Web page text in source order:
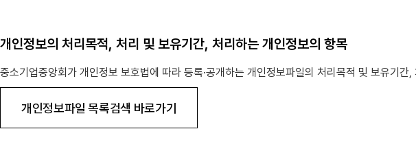
개인정보의 처리목적, 처리 및 보유기간, 처리하는 개인정보의 항목
중소기업중앙회가 개인정보 보호법에 따라 등록·공개하는 개인정보파일의 처리목적 및 보유기
개인정보파일 목록검색 바로가기